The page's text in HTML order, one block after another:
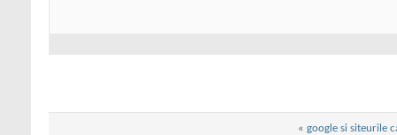
« google si siteurile